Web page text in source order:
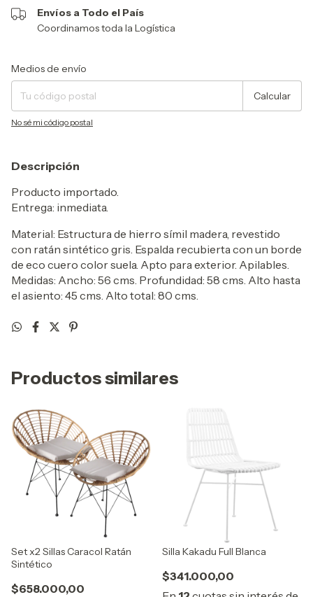
Envíos a Todo el País
Coordinamos toda la Logística
Entregas para el CP:
Medios de envío
Calcular
No sé mi código postal
Descripción
Producto importado.
Entrega: inmediata.
Material: Estructura de hierro símil madera, revestido
con ratán sintético gris. Espalda recubierta con un borde
de eco cuero color suela. Apto para exterior. Apilables.
Medidas: Ancho: 56 cms. Profundidad: 58 cms. Alto hasta
el asiento: 45 cms. Alto total: 80 cms.
Productos similares
Set x2 Sillas Caracol Ratán
Sintético
$658.000,00
Silla Kakadu Full Blanca
$341.000,00